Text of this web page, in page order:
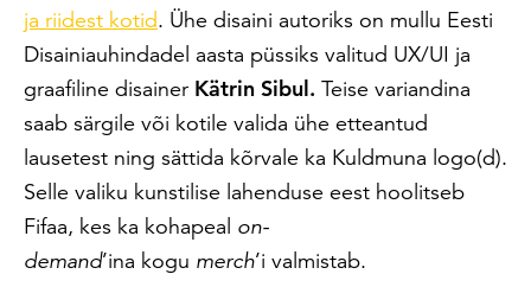
ja riidest kotid. Ühe disaini autoriks on mullu Eesti
Disainiauhindadel aasta püssiks valitud UX/UI ja
graafiline disainer Kätrin Sibul. Teise variandina
saab särgile või kotile valida ühe etteantud
lausetest ning sättida kõrvale ka Kuldmuna logo(d).
Selle valiku kunstilise lahenduse eest hoolitseb
Fifaa, kes ka kohapeal on-
demand’ina kogu merch’i valmistab.